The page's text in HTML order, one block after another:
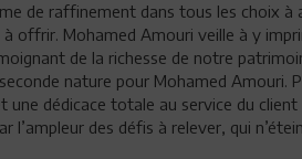
de raffinement dans tous les choix à
offrir. Mohamed Amouri veille à y
de la richesse de notre
nature pour Mohamed
une dédicace totale au service du
l’ampleur des défis à relever, qui